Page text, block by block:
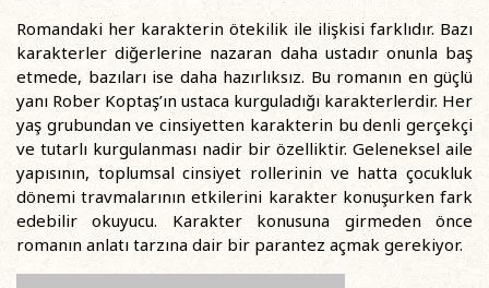
Romandaki her karakterin ötekilik ile ilişkisi farklıdır. Bazı
karakterler diğerlerine nazaran daha ustadır onunla baş
etmede, bazıları ise daha hazırlıksız. Bu romanın en güçlü
yanı Rober Koptaş’ın ustaca kurguladığı karakterlerdir. Her
yaş grubundan ve cinsiyetten karakterin bu denli gerçekçi
ve tutarlı kurgulanması nadir bir özelliktir. Geleneksel aile
yapısının, toplumsal cinsiyet rollerinin ve hatta çocukluk
dönemi travmalarının etkilerini karakter konuşurken fark
edebilir okuyucu. Karakter konusuna girmeden önce
romanın anlatı tarzına dair bir parantez açmak gerekiyor.